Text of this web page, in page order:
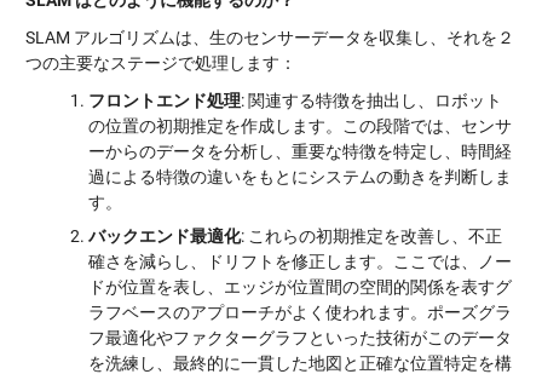
SLAM アルゴリズムは、生のセンサーデータを収集し、それを２
つの主要なステージで処理します：
フロントエンド処理: 関連する特徴を抽出し、ロボット
の位置の初期推定を作成します。この段階では、センサ
ーからのデータを分析し、重要な特徴を特定し、時間経
過による特徴の違いをもとにシステムの動きを判断しま
す。
バックエンド最適化: これらの初期推定を改善し、不正
確さを減らし、ドリフトを修正します。ここでは、ノー
ドが位置を表し、エッジが位置間の空間的関係を表すグ
ラフベースのアプローチがよく使われます。ポーズグラ
フ最適化やファクターグラフといった技術がこのデータ
を洗練し、最終的に一貫した地図と正確な位置特定を構